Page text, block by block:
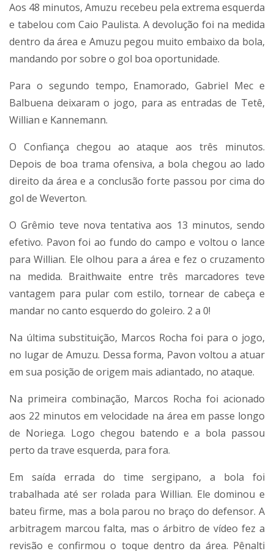
Aos 48 minutos, Amuzu recebeu pela extrema esquerda
e tabelou com Caio Paulista. A devolução foi na medida
dentro da área e Amuzu pegou muito embaixo da bola,
mandando por sobre o gol boa oportunidade.
Para o segundo tempo, Enamorado, Gabriel Mec e
Balbuena deixaram o jogo, para as entradas de Tetê,
Willian e Kannemann.
O Confiança chegou ao ataque aos três minutos.
Depois de boa trama ofensiva, a bola chegou ao lado
direito da área e a conclusão forte passou por cima do
gol de Weverton.
O Grêmio teve nova tentativa aos 13 minutos, sendo
efetivo. Pavon foi ao fundo do campo e voltou o lance
para Willian. Ele olhou para a área e fez o cruzamento
na medida. Braithwaite entre três marcadores teve
vantagem para pular com estilo, tornear de cabeça e
mandar no canto esquerdo do goleiro. 2 a 0!
Na última substituição, Marcos Rocha foi para o jogo,
no lugar de Amuzu. Dessa forma, Pavon voltou a atuar
em sua posição de origem mais adiantado, no ataque.
Na primeira combinação, Marcos Rocha foi acionado
aos 22 minutos em velocidade na área em passe longo
de Noriega. Logo chegou batendo e a bola passou
perto da trave esquerda, para fora.
Em saída errada do time sergipano, a bola foi
trabalhada até ser rolada para Willian. Ele dominou e
bateu firme, mas a bola parou no braço do defensor. A
arbitragem marcou falta, mas o árbitro de vídeo fez a
revisão e confirmou o toque dentro da área. Pênalti